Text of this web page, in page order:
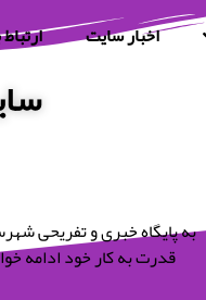
اخبار سایت
قدرت به کار خود ادامه